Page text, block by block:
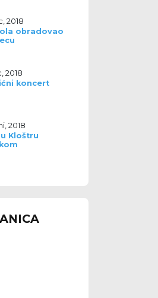
2018
obradovao
2018
koncert
2018
Kloštru